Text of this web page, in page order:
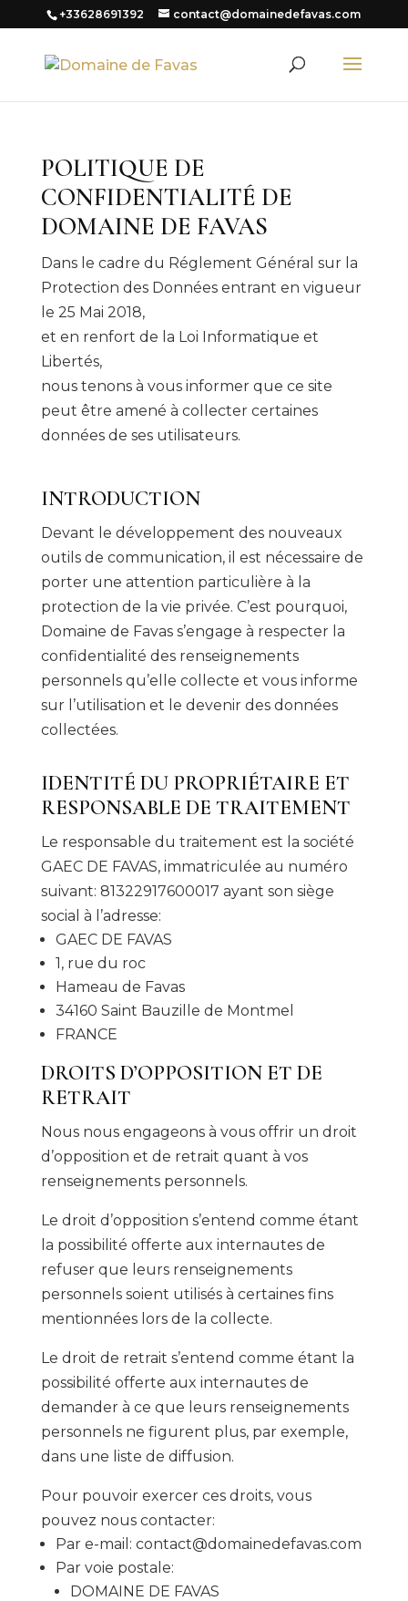
+33628691392 contact@domainedefavas.com
POLITIQUE DE
CONFIDENTIALITÉ DE
DOMAINE DE FAVAS
Dans le cadre du Réglement Général sur la
Protection des Données entrant en vigueur
le 25 Mai 2018,
et en renfort de la Loi Informatique et
Libertés,
nous tenons à vous informer que ce site
peut être amené à collecter certaines
données de ses utilisateurs.
INTRODUCTION
Devant le développement des nouveaux
outils de communication, il est nécessaire de
porter une attention particulière à la
protection de la vie privée. C’est pourquoi,
Domaine de Favas s’engage à respecter la
confidentialité des renseignements
personnels qu’elle collecte et vous informe
sur l’utilisation et le devenir des données
collectées.
IDENTITÉ DU PROPRIÉTAIRE ET
RESPONSABLE DE TRAITEMENT
Le responsable du traitement est la société
GAEC DE FAVAS, immatriculée au numéro
suivant: 81322917600017 ayant son siège
social à l’adresse:
GAEC DE FAVAS
1, rue du roc
Hameau de Favas
34160 Saint Bauzille de Montmel
FRANCE
DROITS D’OPPOSITION ET DE
RETRAIT
Nous nous engageons à vous offrir un droit
d’opposition et de retrait quant à vos
renseignements personnels.
Le droit d’opposition s’entend comme étant
la possibilité offerte aux internautes de
refuser que leurs renseignements
personnels soient utilisés à certaines fins
mentionnées lors de la collecte.
Le droit de retrait s’entend comme étant la
possibilité offerte aux internautes de
demander à ce que leurs renseignements
personnels ne figurent plus, par exemple,
dans une liste de diffusion.
Pour pouvoir exercer ces droits, vous
pouvez nous contacter:
Par e-mail: contact@domainedefavas.com
Par voie postale:
DOMAINE DE FAVAS